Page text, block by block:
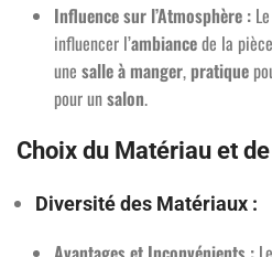
Influence sur l’Atmosphère :
influencer l’ambiancede la
une salle à manger,pratique
pour unsalon.
Choix du Matériau et
Diversité des Matériaux :